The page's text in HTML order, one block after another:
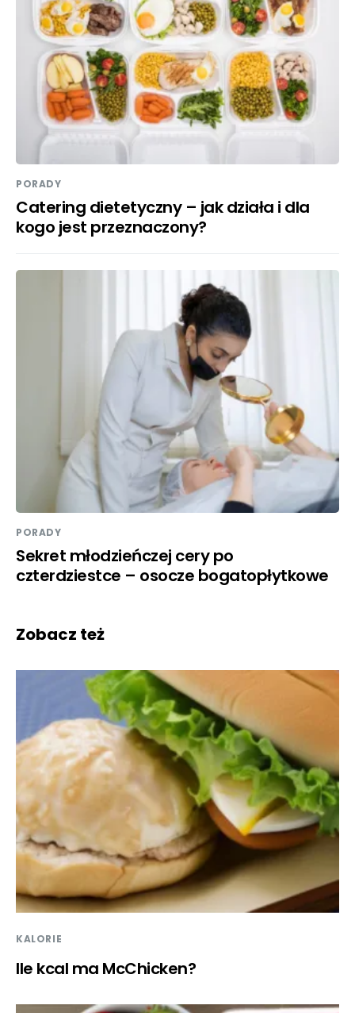
PORADY
Catering dietetyczny – jak działa i dla
kogo jest przeznaczony?
PORADY
Sekret młodzieńczej cery po
czterdziestce – osocze bogatopłytkowe
Zobacz też
KALORIE
Ile kcal ma McChicken?